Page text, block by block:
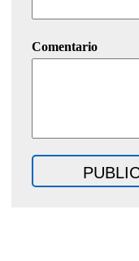
Comentario